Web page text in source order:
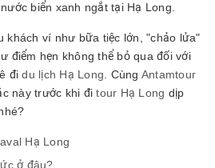
biển xanh ngắt tại Hạ Long.
khách ví như bữa tiệc lớn, "chảo lửa"
điểm hẹn không thể bỏ qua đối với
đidu lịch Hạ Long . Cùng Antamtour
này trước khi đitour Hạ Long dịp
Hạ Long
ở đâu?